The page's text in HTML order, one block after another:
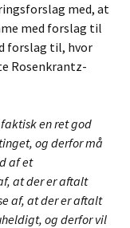
med, at
med forslag til
forslag til, hvor
Rosenkrantz-
en ret god
og derfor må
af et
at der er aftalt
af, at der er aftalt
og derfor vil